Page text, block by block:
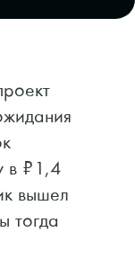
в ₽1,4
вышел
тогда